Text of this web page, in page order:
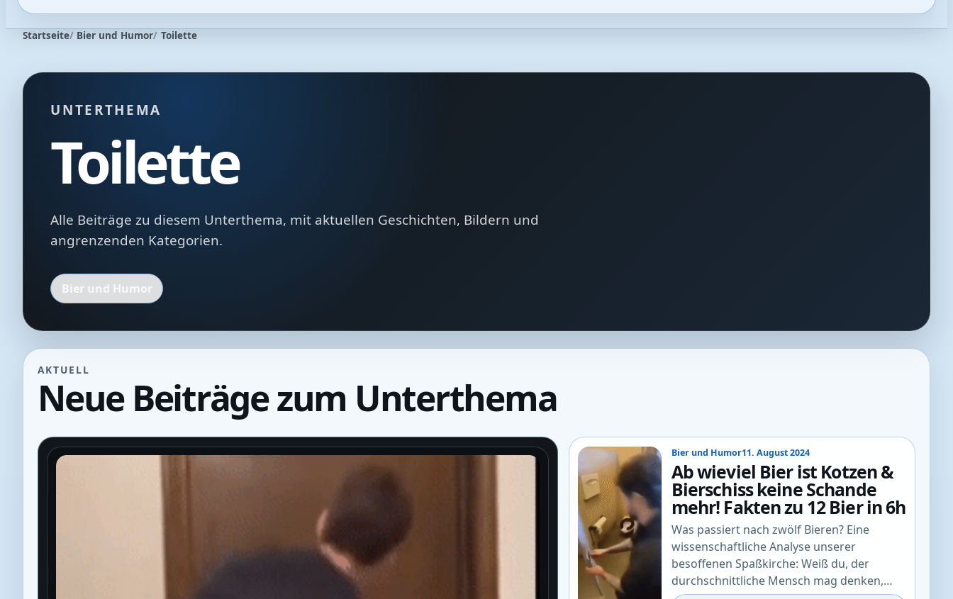
Startseite Bier und Humor Toilette
UNTERTHEMA
Toilette
Alle Beiträge zu diesem Unterthema, mit aktuellen Geschichten, Bildern und
angrenzenden Kategorien.
Bier und Humor
AKTUELL
Neue Beiträge zum Unterthema
Bier und Humor11. August 2024
Ab wieviel Bier ist Kotzen &
Bierschiss keine Schande
mehr! Fakten zu 12 Bier in 6h
Was passiert nach zwölf Bieren? Eine
wissenschaftliche Analyse unserer
besoffenen Spaßkirche: Weiß du, der
durchschnittliche Mensch mag denken,…